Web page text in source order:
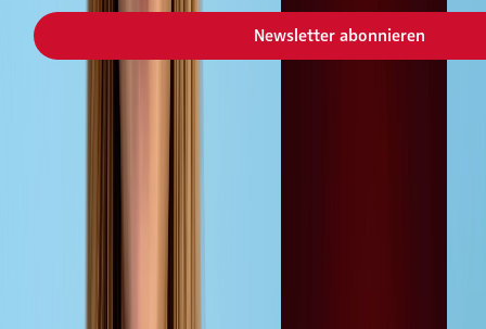
Newsletter abonnieren
Jüngste Ausgaben